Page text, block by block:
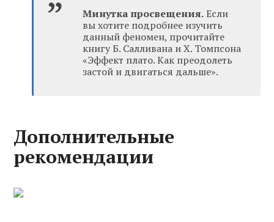
Минутка просвещения.Если
вы хотите подробнее изучить
данный феномен, прочитайте
книгу Б. Салливана и Х. Томпсона
«Эффект плато. Как преодолеть
застой и двигаться дальше».
Дополнительные
рекомендации